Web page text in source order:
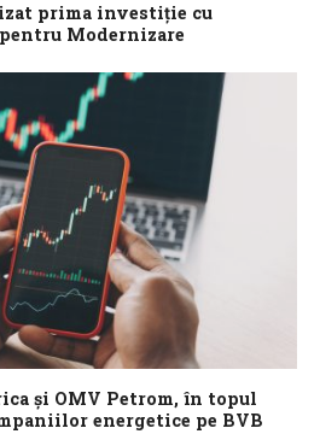
prima investiție cu
Modernizare
unui sistem de contorizare și de
și OMV Petrom, în topul
energetice pe BVB